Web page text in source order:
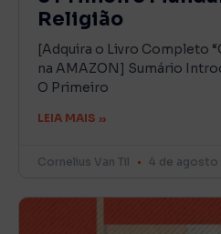
Religião
[Adquira o Livro Completo
na AMAZON] Sumário
O Primeiro
LEIA MAIS »
Cornelius Van Til 4 de agosto